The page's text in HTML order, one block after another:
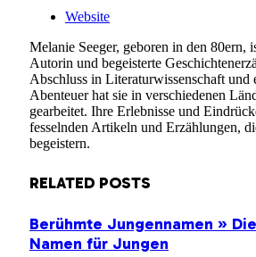
Website
Melanie Seeger, geboren in den 80ern,
Autorin und begeisterte
Abschluss in Literaturwissenschaft und
Abenteuer hat sie in verschiedenen
gearbeitet. Ihre Erlebnisse und
fesselnden Artikeln und Erzählungen,
begeistern.
RELATED POSTS
Berühmte Jungennamen »
Namen für Jungen